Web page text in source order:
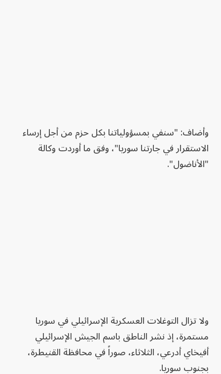
وأضاف: "سنفي بمسؤولياتنا بكل حزم من أجل إرساء
الاستقرار في جارتنا سوريا"، وفق ما أوردت وكالة
"الأناضول".
ولا تزال التوغلات العسكرية الإسرائيلي في سوريا
مستمرة، إذ نشر الناطق باسم الجيش الإسرائيلي
أفيخاي أدرعي، الثلاثاء، صوراً في محافظة القنيطرة،
بجنوب سوريا.